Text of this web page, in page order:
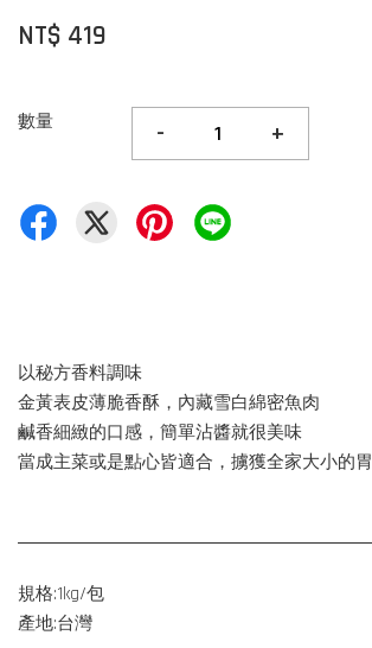
NT$ 419
數量 - +
以秘方香料調味
金黃表皮薄脆香酥，內藏雪白綿密魚肉
鹹香細緻的口感，簡單沾醬就很美味
當成主菜或是點心皆適合，擄獲全家大小的胃
規格:1kg/包
產地:台灣